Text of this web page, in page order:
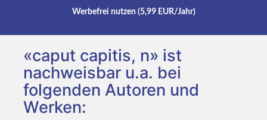
Werbefrei nutzen (5,99 EUR/Jahr)
«caput capitis, n» ist
nachweisbar u.a. bei
folgenden Autoren und
Werken: